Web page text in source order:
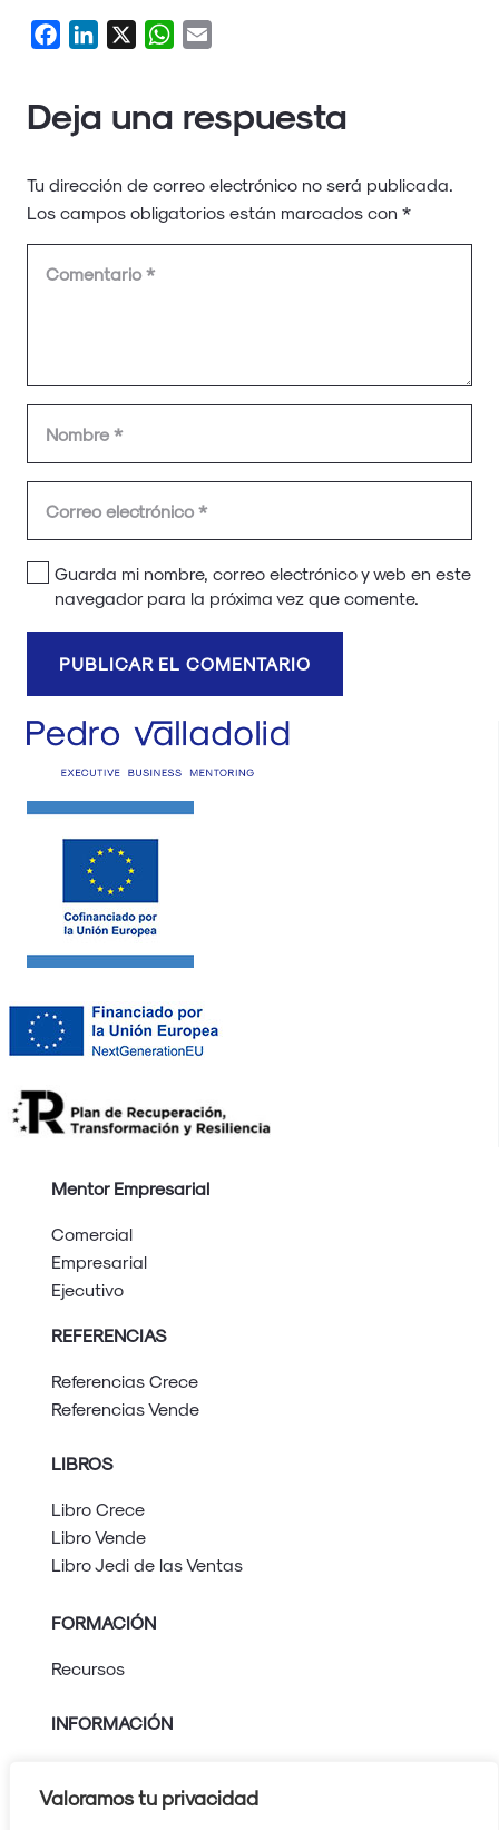
Valoramos tu privacidad
FacebookLinkedIn WhatsApp
Deja una respuesta
Tu dirección de correo electrónico no será publicada.
Los campos obligatorios están marcados con *
Guarda mi nombre, correo electrónico y web en este
navegador para la próxima vez que comente.
PUBLICAR EL COMENTARIO
Mentor Empresarial
Comercial
Empresarial
Ejecutivo
REFERENCIAS
Referencias Crece
Referencias Vende
LIBROS
Libro Crece
Libro Vende
Libro Jedi de las Ventas
FORMACIÓN
Recursos
INFORMACIÓN
Política de privacidad